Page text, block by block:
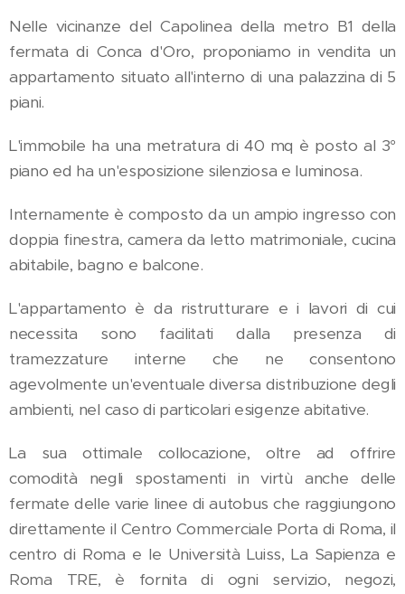
Nelle vicinanze del Capolinea della metro B1 della
fermata di Conca d'Oro, proponiamoin vendita un
appartamento situato all'interno di una palazzina di 5
piani.
L'immobile ha una metraturadi 40 mq è posto al 3°
piano ed ha un'esposizione silenziosa e luminosa.
Internamente è composto da un ampio ingresso con
doppia finestra, camera da letto matrimoniale, cucina
abitabile, bagno e balcone.
L'appartamento è da ristrutturare e i lavori di cui
necessita sono facilitati dalla presenza di
tramezzature interne che ne consentono
agevolmente un'eventuale diversa distribuzione degli
ambienti, nel caso di particolari esigenze abitative.
La sua ottimale collocazione, oltre ad offrire
comodità negli spostamenti in virtù anche delle
fermate delle varie linee di autobus che raggiungono
direttamente il Centro Commerciale Porta di Roma, il
centro di Roma e le Università Luiss, La Sapienza e
Roma TRE, è fornita di ogni servizio, negozi,